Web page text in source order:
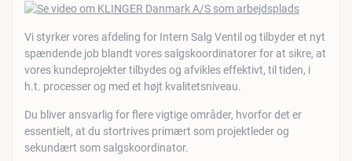
Vi styrker vores afdeling for Intern Salg Ventil og tilbyder et nyt
spændende job blandt vores salgskoordinatorer for at sikre, at
vores kundeprojekter tilbydes og afvikles effektivt, til tiden, i
h.t. processer og med et højt kvalitetsniveau.
Du bliver ansvarlig for flere vigtige områder, hvorfor det er
essentielt, at du stortrives primært som projektleder og
sekundært som salgskoordinator.